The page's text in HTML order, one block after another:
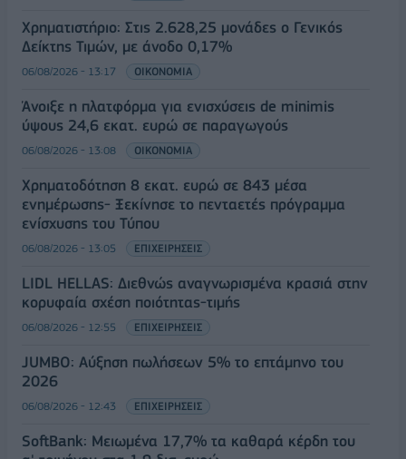
Χρηματιστήριο: Στις 2.628,25 μονάδες ο Γενικός
Δείκτης Τιμών, με άνοδο 0,17%
06/08/2026 - 13:17 ΟΙΚΟΝΟΜΙΑ
Άνοιξε η πλατφόρμα για ενισχύσεις de minimis
ύψους 24,6 εκατ. ευρώ σε παραγωγούς
06/08/2026 - 13:08 ΟΙΚΟΝΟΜΙΑ
Χρηματοδότηση 8 εκατ. ευρώ σε 843 μέσα
ενημέρωσης- Ξεκίνησε το πενταετές πρόγραμμα
ενίσχυσης του Τύπου
06/08/2026 - 13:05 ΕΠΙΧΕΙΡΗΣΕΙΣ
LIDL HELLAS: Διεθνώς αναγνωρισμένα κρασιά στην
κορυφαία σχέση ποιότητας-τιμής
06/08/2026 - 12:55 ΕΠΙΧΕΙΡΗΣΕΙΣ
JUMBO: Αύξηση πωλήσεων 5% το επτάμηνο του
2026
06/08/2026 - 12:43 ΕΠΙΧΕΙΡΗΣΕΙΣ
SoftBank: Μειωμένα 17,7% τα καθαρά κέρδη του